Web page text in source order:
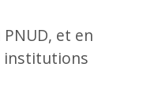
et en
institutions